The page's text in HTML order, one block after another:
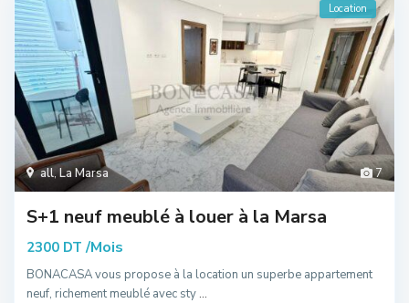
7
all,La Marsa
Location
S+1 neuf meublé à louer à la Marsa
2300 DT /Mois
BONACASA vous propose à la location un superbe appartement
neuf, richement meublé avec sty...